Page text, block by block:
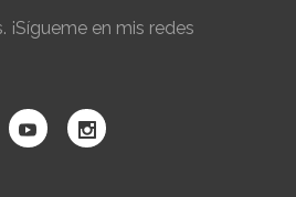
¡Sígueme en mis redes